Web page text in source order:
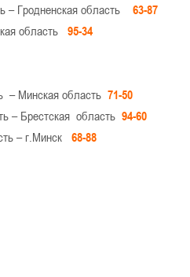
Гродненская область 63-87
область 95-34
Минская область 71-50
Брестская область 94-60
– г.Минск 68-88